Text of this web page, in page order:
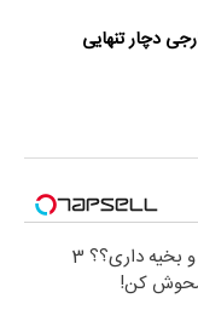
دچار تنهایی
جای زخم و بخیه داری؟؟ 3
کن!